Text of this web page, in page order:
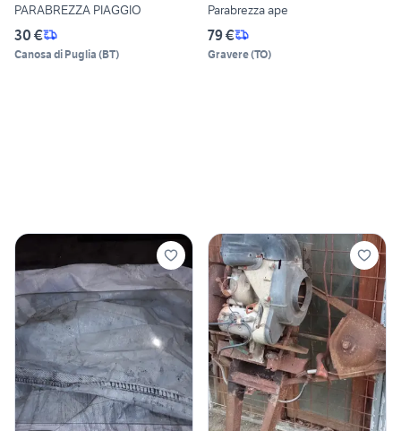
PARABREZZA PIAGGIO
30 €
Canosa di Puglia (BT)
Parabrezza ape
79 €
Gravere(TO)